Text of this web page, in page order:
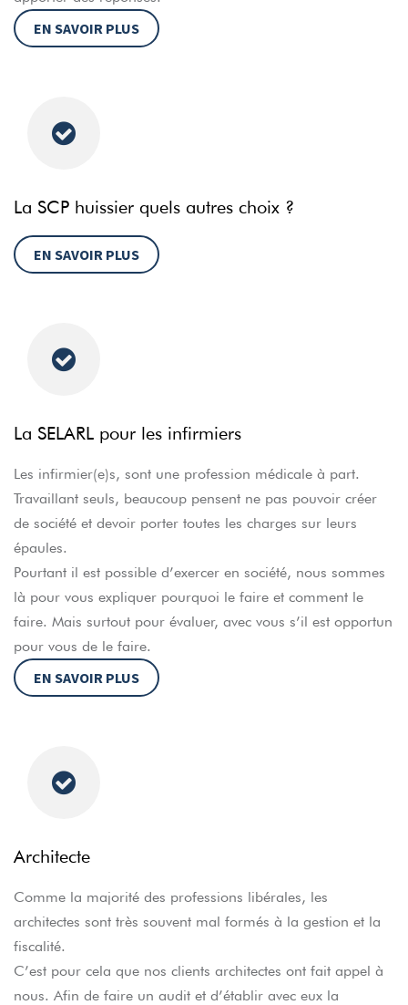
EN SAVOIR PLUS
La SCP huissier quels autres choix ?
EN SAVOIR PLUS
La SELARL pour les infirmiers
Les infirmier(e)s, sont une profession médicale à part.
Travaillant seuls, beaucoup pensent ne pas pouvoir créer
de société et devoir porter toutes les charges sur leurs
épaules.
Pourtant il est possible d’exercer en société, nous sommes
là pour vous expliquer pourquoi le faire et comment le
faire. Mais surtout pour évaluer, avec vous s’il est opportun
pour vous de le faire.
EN SAVOIR PLUS
Architecte
Comme la majorité des professions libérales, les
architectes sont très souvent mal formés à la gestion et la
fiscalité.
C’est pour cela que nos clients architectes ont fait appel à
nous. Afin de faire un audit et d’établir avec eux la